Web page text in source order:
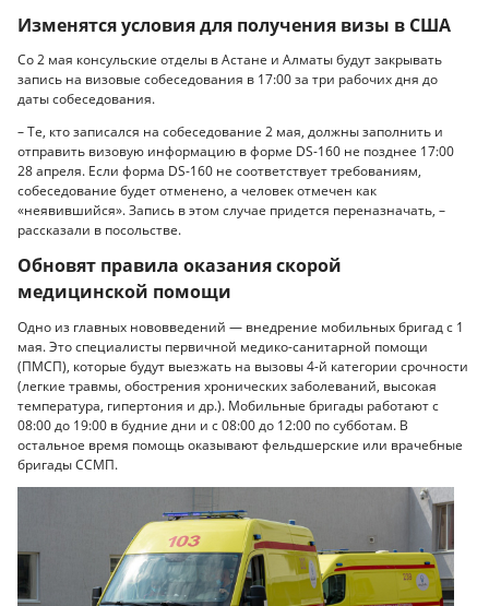
Изменятся условия для получения визы в США
Со 2 мая консульские отделы в Астане и Алматы будут закрывать
запись на визовые собеседования в 17:00 за три рабочих дня до
даты собеседования.
– Те, кто записался на собеседование 2 мая, должны заполнить и
отправить визовую информацию в форме DS-160 не позднее 17:00
28 апреля. Если форма DS-160 не соответствует требованиям,
собеседование будет отменено, а человек отмечен как
«неявившийся». Запись в этом случае придется переназначать, –
рассказали в посольстве.
Обновят правила оказания скорой
медицинской помощи
Одно из главных нововведений — внедрение мобильных бригад с 1
мая. Это специалисты первичной медико-санитарной помощи
(ПМСП), которые будут выезжать на вызовы 4-й категории срочности
(легкие травмы, обострения хронических заболеваний, высокая
температура, гипертония и др.). Мобильные бригады работают с
08:00 до 19:00 в будние дни и с 08:00 до 12:00 по субботам. В
остальное время помощь оказывают фельдшерские или врачебные
бригады ССМП.